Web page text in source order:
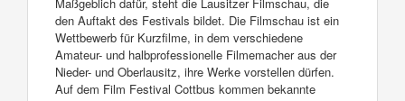
den Auftakt des Festivals bildet. Die Filmschau ist ein
Wettbewerb für Kurzfilme, in dem verschiedene
Amateur- und halbprofessionelle Filmemacher aus der
Nieder- und Oberlausitz, ihre Werke vorstellen dürfen.
Auf dem Film Festival Cottbus kommen bekannte